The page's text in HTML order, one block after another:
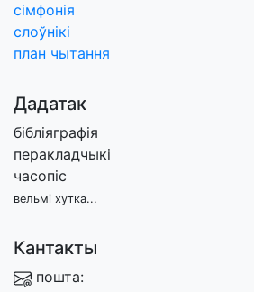
сімфонія
слоўнікі
план чытання
Дадатак
бібліяграфія
перакладчыкі
часопіс
вельмі хутка...
Кантакты
пошта: